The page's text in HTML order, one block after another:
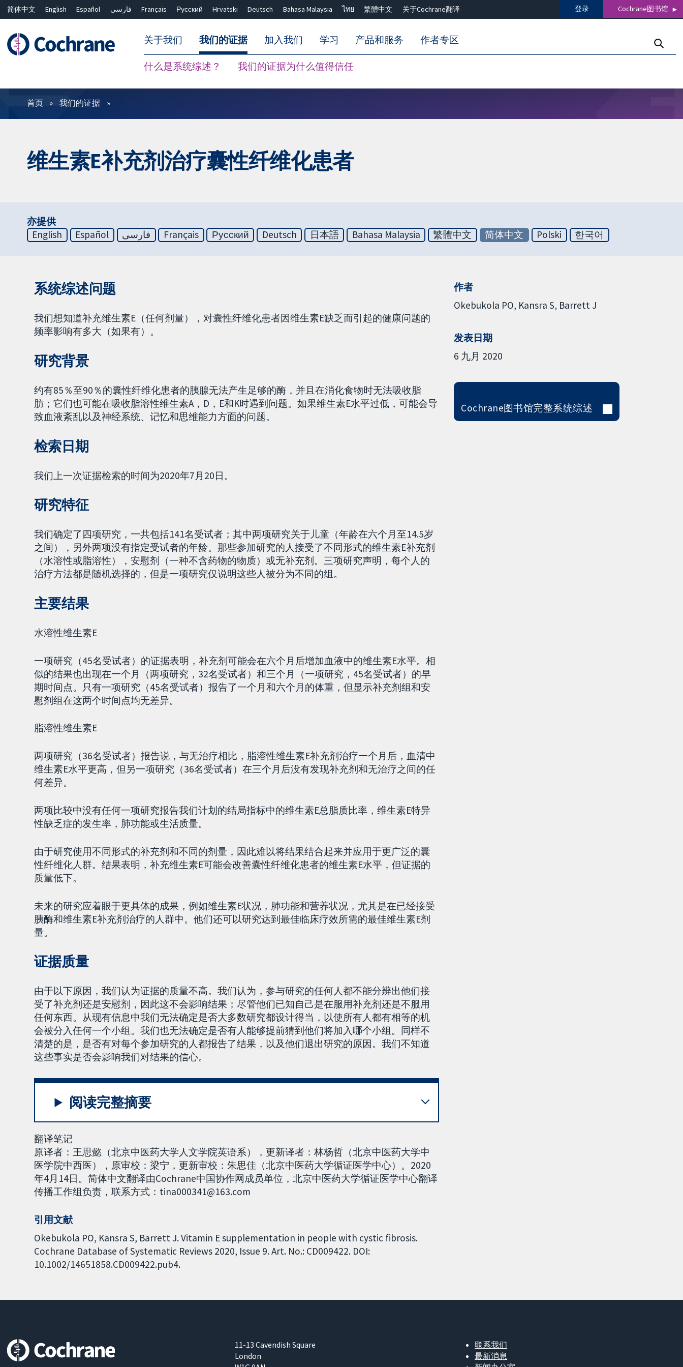
简体中文 English Español فارسی Français Русский Hrvatski Deutsch Bahasa Malaysia ไทย 繁體中文 关于Cochrane翻译 登录 Cochrane图书馆
关于我们 我们的证据
什么是系统综述？ 我们的证据为什么值得信任
加入我们 学习 产品和服务 作者专区
过滤
首页 我们的证据
维生素E补充剂治疗囊性纤维化患者
亦提供
English
Español فارسی Français Русский Deutsch 日本語 Bahasa Malaysia 繁體中文 简体中文 Polski 한국어
系统综述问题
我们想知道补充维生素E（任何剂量），对囊性纤维化患者因维生素E缺乏而引起的健康问题的
频率影响有多大（如果有）。
研究背景
约有85％至90％的囊性纤维化患者的胰腺无法产生足够的酶，并且在消化食物时无法吸收脂
肪；它们也可能在吸收脂溶性维生素A，D，E和K时遇到问题。如果维生素E水平过低，可能会导
致血液紊乱以及神经系统、记忆和思维能力方面的问题。
检索日期
我们上一次证据检索的时间为2020年7月20日。
研究特征
我们确定了四项研究，一共包括141名受试者；其中两项研究关于儿童（年龄在六个月至14.5岁
之间），另外两项没有指定受试者的年龄。那些参加研究的人接受了不同形式的维生素E补充剂
（水溶性或脂溶性），安慰剂（一种不含药物的物质）或无补充剂。三项研究声明，每个人的
治疗方法都是随机选择的，但是一项研究仅说明这些人被分为不同的组。
主要结果
水溶性维生素E
一项研究（45名受试者）的证据表明，补充剂可能会在六个月后增加血液中的维生素E水平。相
似的结果也出现在一个月（两项研究，32名受试者）和三个月（一项研究，45名受试者）的早
期时间点。只有一项研究（45名受试者）报告了一个月和六个月的体重，但显示补充剂组和安
慰剂组在这两个时间点均无差异。
脂溶性维生素E
两项研究（36名受试者）报告说，与无治疗相比，脂溶性维生素E补充剂治疗一个月后，血清中
维生素E水平更高，但另一项研究（36名受试者）在三个月后没有发现补充剂和无治疗之间的任
何差异。
两项比较中没有任何一项研究报告我们计划的结局指标中的维生素E总脂质比率，维生素E特异
性缺乏症的发生率，肺功能或生活质量。
由于研究使用不同形式的补充剂和不同的剂量，因此难以将结果结合起来并应用于更广泛的囊
性纤维化人群。结果表明，补充维生素E可能会改善囊性纤维化患者的维生素E水平，但证据的
质量低下。
未来的研究应着眼于更具体的成果，例如维生素E状况，肺功能和营养状况，尤其是在已经接受
胰酶和维生素E补充剂治疗的人群中。他们还可以研究达到最佳临床疗效所需的最佳维生素E剂
量。
证据质量
由于以下原因，我们认为证据的质量不高。我们认为，参与研究的任何人都不能分辨出他们接
受了补充剂还是安慰剂，因此这不会影响结果；尽管他们已知自己是在服用补充剂还是不服用
任何东西。从现有信息中我们无法确定是否大多数研究都设计得当，以使所有人都有相等的机
会被分入任何一个小组。我们也无法确定是否有人能够提前猜到他们将加入哪个小组。同样不
清楚的是，是否有对每个参加研究的人都报告了结果，以及他们退出研究的原因。我们不知道
这些事实是否会影响我们对结果的信心。
阅读完整摘要
翻译笔记
原译者：王思懿（北京中医药大学人文学院英语系），更新译者：林杨哲（北京中医药大学中
医学院中西医），原审校：梁宁，更新审校：朱思佳（北京中医药大学循证医学中心）。2020
年4月14日。简体中文翻译由Cochrane中国协作网成员单位，北京中医药大学循证医学中心翻译
传播工作组负责，联系方式：tina000341@163.com
引用文献
Okebukola PO, Kansra S, Barrett J. Vitamin E supplementation in people with cystic fibrosis.
Cochrane Database of Systematic Reviews 2020, Issue 9. Art. No.: CD009422. DOI:
10.1002/14651858.CD009422.pub4.
作者
Okebukola PO Kansra S Barrett J
发表日期
6 九月 2020
Cochrane图书馆完整系统综述
11-13 Cavendish Square
London
联系我们
最新消息